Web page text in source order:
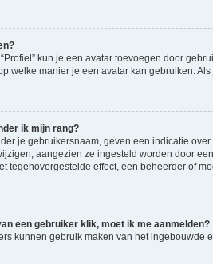
kun je een avatar toevoegen door
welke manier je een avatar kan gebruiken.
ik mijn rang?
je gebruikersnaam, geven een indicatie
aangezien ze ingesteld worden door
tegenovergestelde effect, een beheerder of
een gebruiker klik, moet ik me aanmelden?
kunnen gebruik maken van het ingebouwde